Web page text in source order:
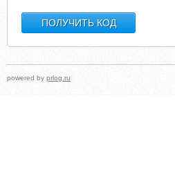
powered by prlog.ru